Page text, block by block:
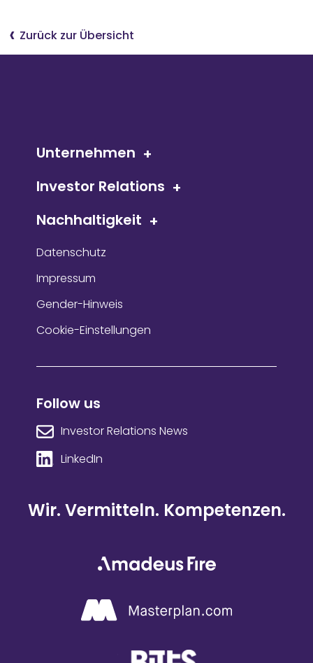
Zurück zur Übersicht
Unternehmen
Investor Relations
Nachhaltigkeit
Follow us
Investor Relations News
LinkedIn
Wir. Vermitteln. Kompetenzen.
Datenschutz
Impressum
Gender-Hinweis
Cookie-Einstellungen